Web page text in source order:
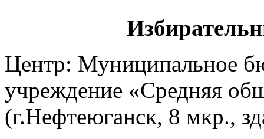
Центр: Муниципальное
учреждение «Средняя
(г.Нефтеюганск, 8 мкр.,